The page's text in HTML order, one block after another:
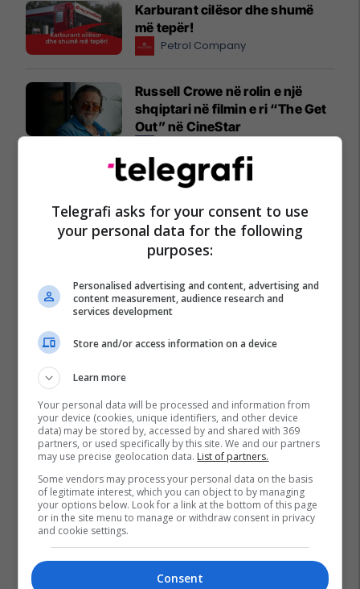
Karburant cilësor dhe shumë
më tepër!
Petrol Company
Russell Crowe në rolin e një
shqiptari në filmin e ri “The Get
Out” në CineStar
"A po takohemi? Veni dihet" –
Një histori që rritet bashkë me
familjet tona
Telegrafi asks for your consent to use
your personal data for the following
purposes:
Personalised advertising and content, advertising and
content measurement, audience research and
services development
Store and/or access information on a device
Learn more
Your personal data will be processed and information from
your device (cookies, unique identifiers, and other device
data) may be stored by, accessed by and shared with 369
partners, or used specifically by this site. We and our partners
may use precise geolocation data. List of partners.
Some vendors may process your personal data on the basis
of legitimate interest, which you can object to by managing
your options below. Look for a link at the bottom of this page
or in the site menu to manage or withdraw consent in privacy
and cookie settings.
Consent